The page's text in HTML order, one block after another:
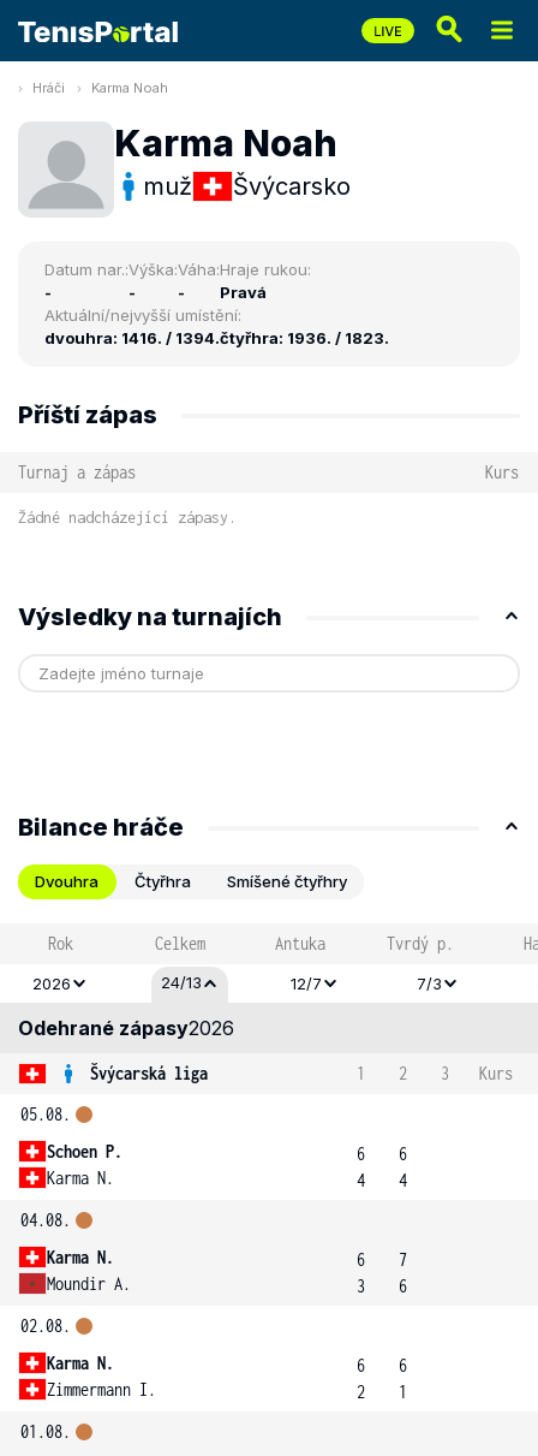
Hráči Karma Noah
Karma Noah
muž Švýcarsko
Datum nar.:
-
Výška:
-
Váha:
-
Hraje rukou:
Pravá
Aktuální/nejvyšší umístění:
dvouhra: 1416. / 1394.čtyřhra: 1936. / 1823.
Příští zápas
Turnaj a zápas Kurs
Žádné nadcházející zápasy.
Výsledky na turnajích
Bilance hráče
Dvouhra Čtyřhra Smíšené čtyřhry
Rok Celkem Antuka Tvrdý p.
2026 24/13 12/7 7/3
Odehrané zápasy2026
Švýcarská liga 1 2 3
Kurs
05.08.
Schoen P.
Karma N.
6
4
6
4
04.08.
Karma N.
Moundir A.
6
3
7
6
02.08.
Karma N.
Zimmermann I.
6
2
6
1
01.08.